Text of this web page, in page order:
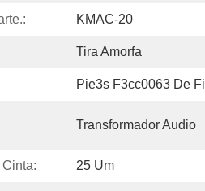
KMAC-20
Tira Amorfa
Pie3s F3cc0063 De
Transformador Audio
25 Um